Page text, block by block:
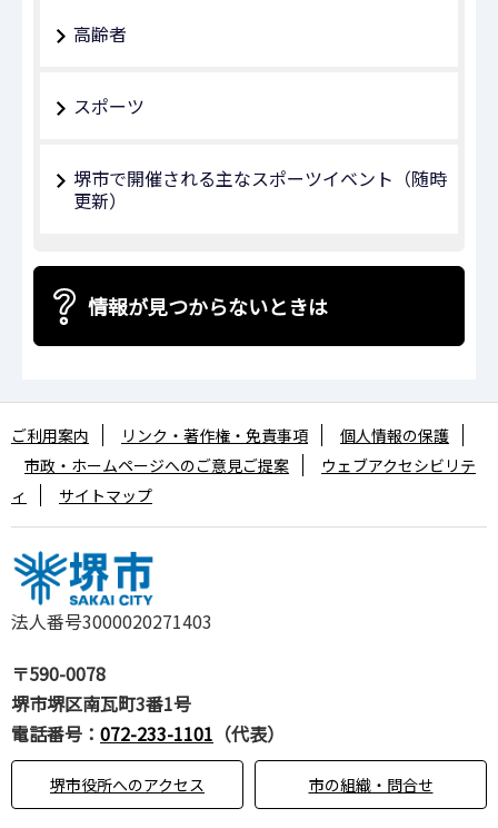
高齢者
スポーツ
堺市で開催される主なスポーツイベント（随時
更新）
情報が見つからないときは
法人番号3000020271403
〒590-0078
堺市堺区南瓦町3番1号
電話番号： 072-233-1101 （代表）
堺市役所へのアクセス 市の組織・問合せ
ご利用案内 リンク・著作権・免責事項
個人情報の保護
市政・ホームページへのご意見ご提案
ウェブアクセシビリテ
ィ
サイトマップ